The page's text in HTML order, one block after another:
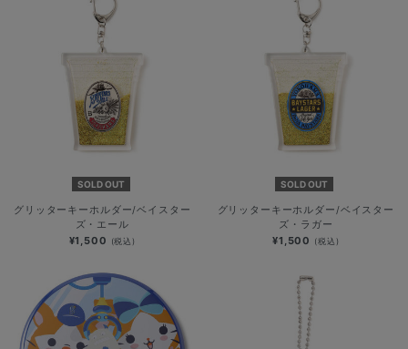
SOLD OUT
グリッターキーホルダー/ベイスター
ズ・エール
¥1,500 (税込)
SOLD OUT
グリッターキーホルダー/ベイスター
ズ・ラガー
¥1,500 (税込)